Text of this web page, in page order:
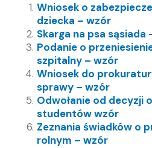
Wniosek o
dziecka – wzór
Skarga na psa sąsiada
Podanie o
szpitalny – wzór
Wniosek do
sprawy – wzór
Odwołanie od decyzji
studentów wzór
Zeznania świadków o
rolnym – wzór